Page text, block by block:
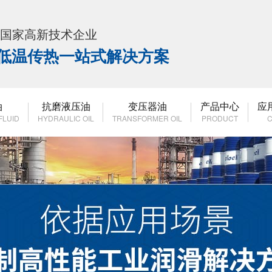
家高新技术企业
温传热一站式解决方案
抗磨液压油
HYDRAULIC OIL
变压器油
TRANSFORMER OIL
产品中心
PRODUCT
应